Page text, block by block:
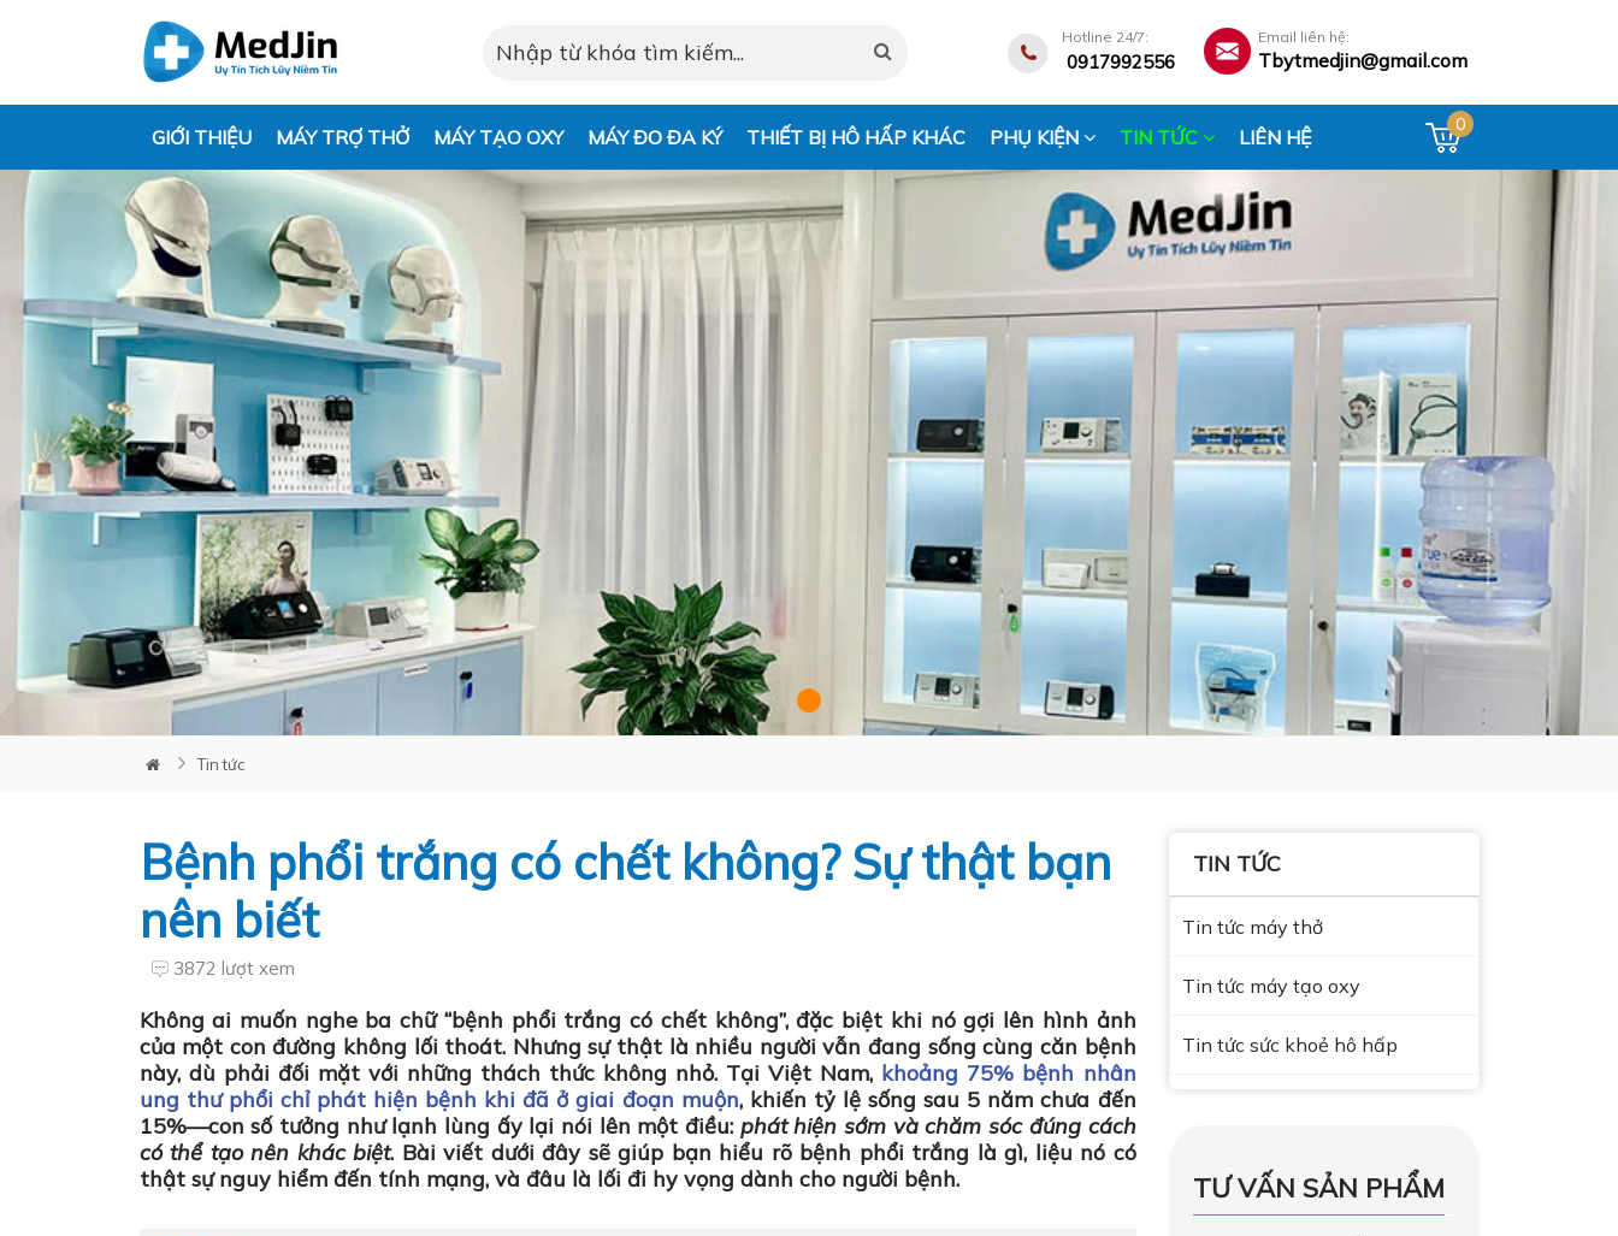
Email liên hệ:
Tbytmedjin@gmail.com
Hotline 24/7:
0917992556
GIỚI THIỆU MÁY TRỢ THỞ MÁY TẠO OXY MÁY ĐO ĐA KÝ THIẾT BỊ HÔ HẤP KHÁC PHỤ KIỆN TIN TỨC LIÊN HỆ
0
Tin tức
Bệnh phổi trắng có chết không? Sự thật bạn
nên biết
3872 lượt xem
Không ai muốn nghe ba chữ “bệnh phổi trắng có chết không”, đặc biệt khi nó gợi lên hình ảnh
của một con đường không lối thoát. Nhưng sự thật là nhiều người vẫn đang sống cùng căn bệnh
này, dù phải đối mặt với những thách thức không nhỏ. Tại Việt Nam, khoảng 75% bệnh nhân
ung thư phổi chỉ phát hiện bệnh khi đã ở giai đoạn muộn, khiến tỷ lệ sống sau 5 năm chưa đến
15%—con số tưởng như lạnh lùng ấy lại nói lên một điều: phát hiện sớm và chăm sóc đúng cách
có thể tạo nên khác biệt. Bài viết dưới đây sẽ giúp bạn hiểu rõ bệnh phổi trắng là gì, liệu nó có
thật sự nguy hiểm đến tính mạng, và đâu là lối đi hy vọng dành cho người bệnh.
TIN TỨC
Tin tức máy thở
Tin tức máy tạo oxy
Tin tức sức khoẻ hô hấp
TƯ VẤN SẢN PHẨM